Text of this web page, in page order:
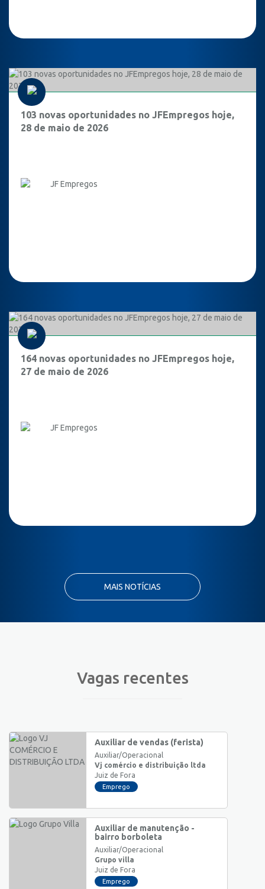
103 novas oportunidades no JFEmpregos hoje,
28 de maio de 2026
JF Empregos
164 novas oportunidades no JFEmpregos hoje,
27 de maio de 2026
JF Empregos
MAIS NOTÍCIAS
Vagas recentes
Auxiliar de vendas (ferista)
Auxiliar/Operacional
Vj comércio e distribuição ltda
Juiz de Fora
Emprego
Auxiliar de manutenção -
bairro borboleta
Auxiliar/Operacional
Grupo villa
Juiz de Fora
Emprego